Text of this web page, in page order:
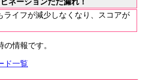
ネーションだだ漏れ！
ライフが減少しなくなり、スコアが
情報です。
ド一覧